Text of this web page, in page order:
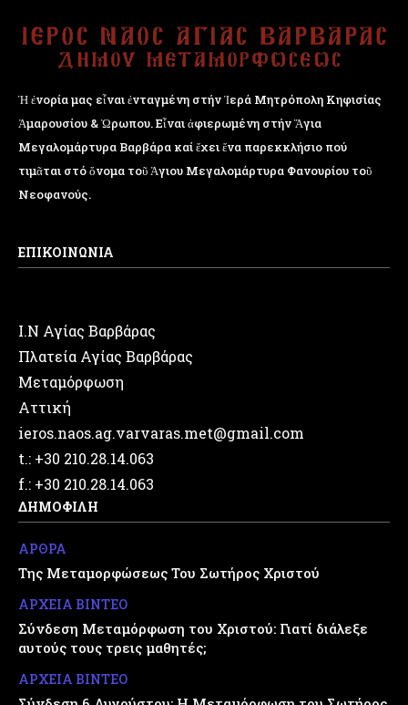
Ἡ ἐνορία μας εἶναι ἐνταγμένη στήν Ἱερά Μητρόπολη Κηφισίας
Ἁμαρουσίου & Ὠρωπου. Εἶναι ἀφιερωμένη στήν Ἅγια
Μεγαλομάρτυρα Βαρβάρα καί ἔχει ἕνα παρεκκλήσιο πού
τιμᾶται στό ὄνομα τοῦ Ἁγιου Μεγαλομάρτυρα Φανουρίου τοῦ
Νεοφανούς.
ΕΠΙΚΟΙΝΩΝΙΑ
Ι.Ν Αγίας Βαρβάρας
Πλατεία Αγίας Βαρβάρας
Μεταμόρφωση
Αττική
ieros.naos.ag.varvaras.met@gmail.com
t.: +30 210.28.14.063
f.: +30 210.28.14.063
ΔΗΜΟΦΙΛΗ
ΑΡΘΡΑ
Της Μεταμορφώσεως Του Σωτήρος Χριστού
ΑΡΧΕΙΑ ΒΙΝΤΕΟ
Σύνδεση Μεταμόρφωση του Χριστού: Γιατί διάλεξε
αυτούς τους τρεις μαθητές;
ΑΡΧΕΙΑ ΒΙΝΤΕΟ